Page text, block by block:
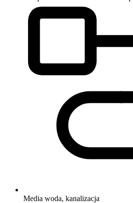
Media woda, kanalizacja